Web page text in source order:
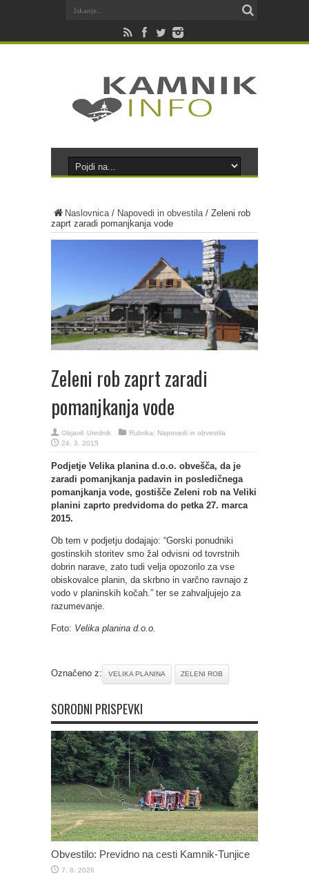
Naslovnica/ Napovedi in obvestila/ Zeleni rob
zaprt zaradi pomanjkanja vode
Zeleni rob zaprt zaradi
pomanjkanja vode
Objavil: Urednik Rubrika: Napovedi in obvestila
24. 3. 2015
Podjetje Velika planina d.o.o. obvešča, da je
zaradi pomanjkanja padavin in posledičnega
pomanjkanja vode, gostišče Zeleni rob na Veliki
planini zaprto predvidoma do petka 27. marca
2015.
Ob tem v podjetju dodajajo: “Gorski ponudniki
gostinskih storitev smo žal odvisni od tovrstnih
dobrin narave, zato tudi velja opozorilo za vse
obiskovalce planin, da skrbno in varčno ravnajo z
vodo v planinskih kočah.” ter se zahvaljujejo za
razumevanje.
Foto: Velika planina d.o.o.
Označeno z: VELIKA PLANINA ZELENI ROB
SORODNI PRISPEVKI
Obvestilo: Previdno na cesti Kamnik-Tunjice
7. 8. 2026